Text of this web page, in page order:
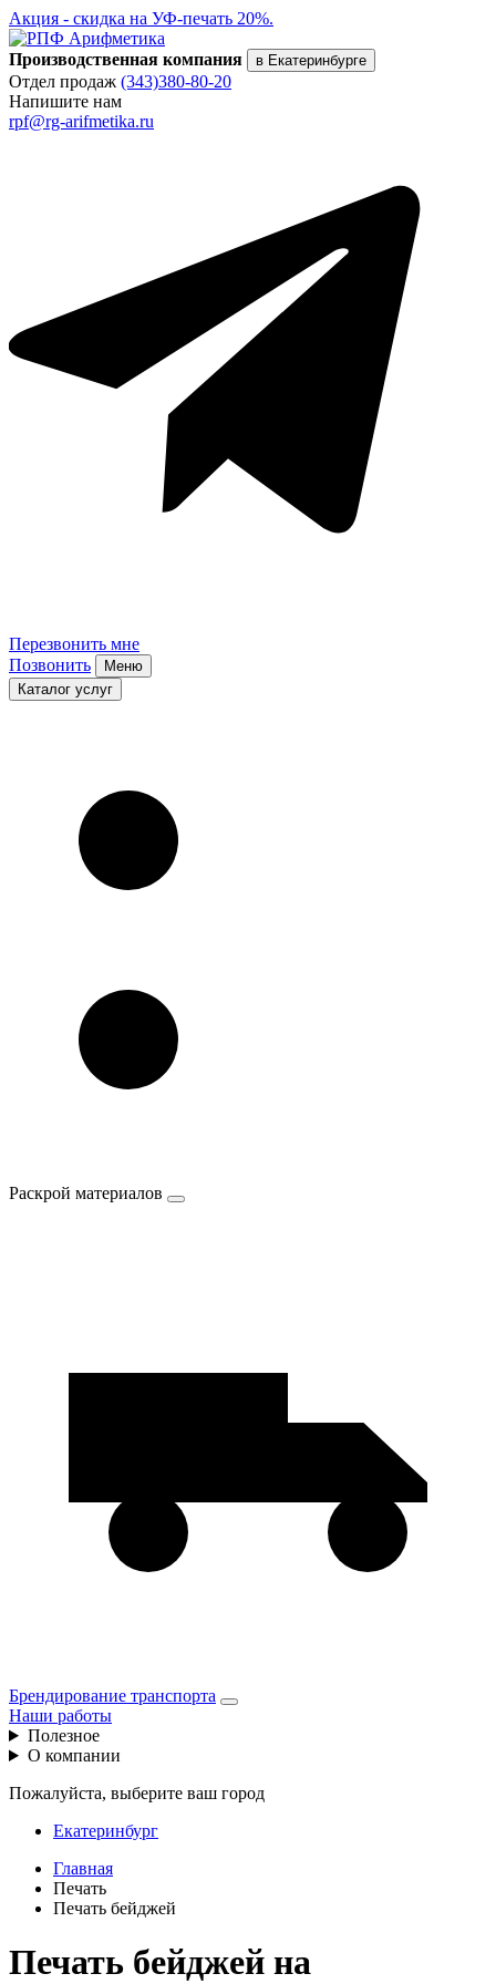
Акция - скидка на УФ-печать 20%.
Производственная компания в Екатеринбурге
Отдел продаж (343)380-80-20
Напишите нам
rpf@rg-arifmetika.ru
Перезвонить мне
Позвонить
Меню
Каталог услуг
Раскрой материалов
Брендирование транспорта
Наши работы
Полезное
О компании
Пожалуйста, выберите ваш город
Екатеринбург
Главная
Печать
Печать бейджей
Печать бейджей на